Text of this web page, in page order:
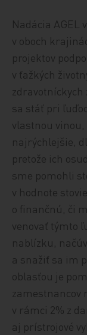
Nadácia AGEL
v oboch
projektov
v ťažkých
zdravotníckych
sa stáť pri
vlastnou
najrýchlejšie,
pretože ich
sme pomohli
v hodnote
o finančnú, či
venovať týmto
nablízku,
a snažiť sa im
oblasťou je
zamestnancov
v rámci 2% z
aj prístrojové